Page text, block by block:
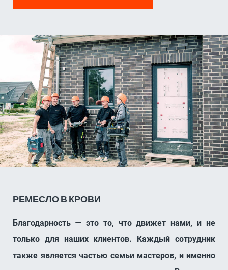
РЕМЕСЛО В КРОВИ
Благодарность — это то, что движет нами, и не
только для наших клиентов. Каждый сотрудник
также является частью семьи мастеров, и именно